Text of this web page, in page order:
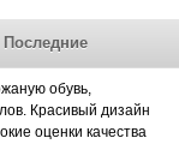
Последние
обувь,
Красивый дизайн
оценки качества